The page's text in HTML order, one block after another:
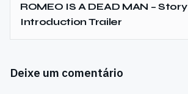
ROMEO IS A DEAD MAN – Story
Introduction Trailer
Deixe um comentário